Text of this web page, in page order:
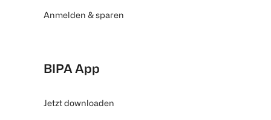
Anmelden & sparen
BIPA App
Jetzt downloaden